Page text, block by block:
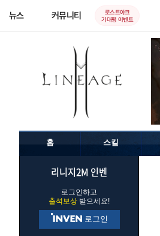
뉴스 커뮤니티
로스트아크
기대평 이벤트
홈 스킬
리니지2M 인벤
로그인하고
출석보상 받으세요!
로그인